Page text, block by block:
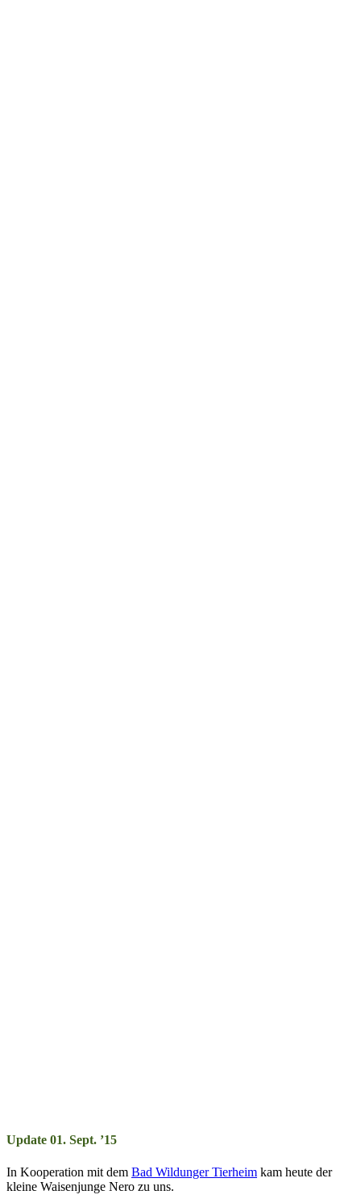
Update 01. Sept. ’15
In Kooperation mit dem Bad Wil­dun­ger Tier­heim kam heute der
klei­ne Wai­sen­junge Nero zu uns.